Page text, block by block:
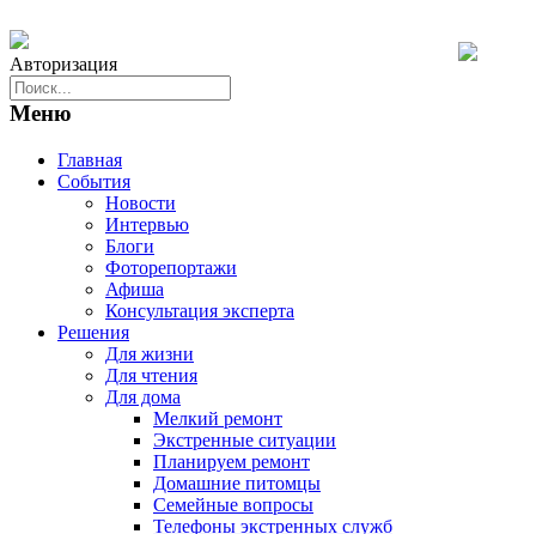
Авторизация
Меню
Главная
События
Новости
Интервью
Блоги
Фоторепортажи
Афиша
Консультация эксперта
Решения
Для жизни
Для чтения
Для дома
Мелкий ремонт
Экстренные ситуации
Планируем ремонт
Домашние питомцы
Семейные вопросы
Телефоны экстренных служб